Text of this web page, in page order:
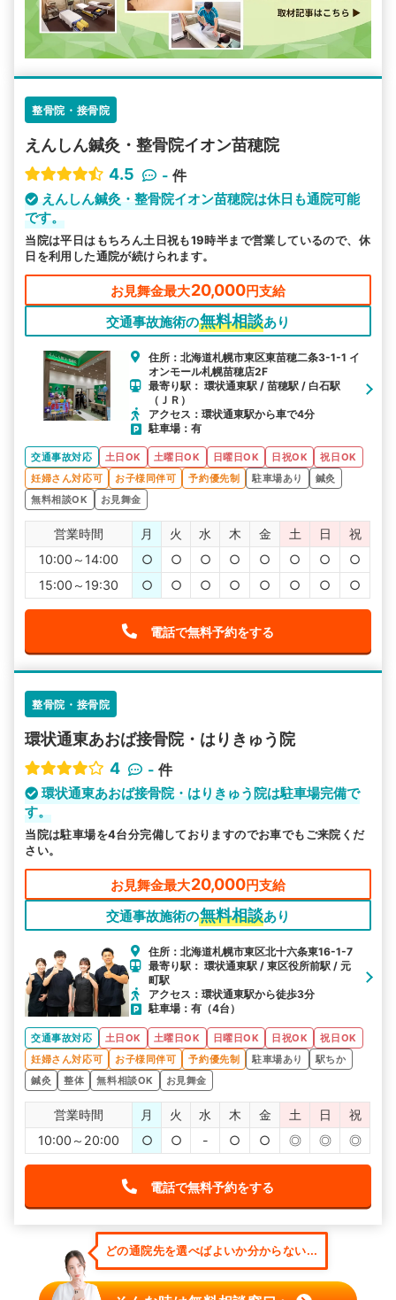
整骨院・接骨院
えんしん鍼灸・整骨院イオン苗穂院
4.5
- 件
えんしん鍼灸・整骨院イオン苗穂院は休日も通院可能
です。
当院は平日はもちろん土日祝も19時半まで営業しているので、休
日を利用した通院が続けられます。
お見舞金最大20,000円支給
交通事故施術の無料相談あり
住所：北海道札幌市東区東苗穂二条3-1-1 イ
オンモール札幌苗穂店2F
最寄り駅： 環状通東駅 / 苗穂駅 / 白石駅
（ＪＲ）
アクセス：環状通東駅から車で4分
駐車場：有
交通事故対応 土日OK 土曜日OK 日曜日OK 日祝OK
祝日OK
妊婦さん対応可
お子様同伴可 予約優先制 駐車場あり
鍼灸
無料相談OK
お見舞金
営業時間 月 火 水 木 金 土 日
祝
10:00～14:00
○ ○ ○ ○ ○ ○ ○
○
15:00～19:30
○ ○ ○ ○ ○ ○ ○ ○
電話で無料予約をする
整骨院・接骨院
環状通東あおば接骨院・はりきゅう院
4
- 件
環状通東あおば接骨院・はりきゅう院は駐車場完備で
す。
当院は駐車場を4台分完備しておりますのでお車でもご来院くだ
さい。
お見舞金最大20,000円支給
交通事故施術の無料相談あり
住所：北海道札幌市東区北十六条東16-1-7
最寄り駅： 環状通東駅 / 東区役所前駅 / 元
町駅
アクセス：環状通東駅から徒歩3分
駐車場：有（4台）
交通事故対応 土日OK 土曜日OK 日曜日OK 日祝OK
祝日OK
妊婦さん対応可
お子様同伴可 予約優先制 駐車場あり
駅ちか
鍼灸
整体 無料相談OK お見舞金
営業時間 月 火 水 木 金 土 日
祝
10:00～20:00
○ ○ - ○ ○ ◎ ◎ ◎
電話で無料予約をする
どの通院先を選べばよいか分からない...